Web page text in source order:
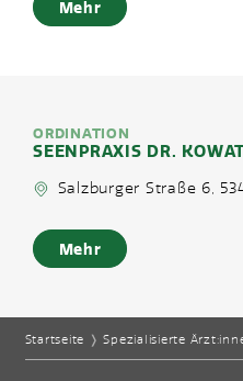
Mehr
ORDINATION
SEENPRAXIS DR.
Salzburger Straße 6,
Mehr
Startseite ❭Spezialisierte